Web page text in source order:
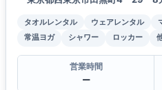
タオルレンタル ウェアレンタル
常温ヨガ
シャワー ロッカー
営業時間
ー